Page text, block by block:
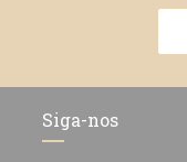
Siga-nos